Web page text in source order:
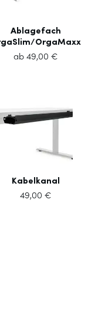
Ablagefach
OrgaMaxx
ab49,00€
Kabelkanal
49,00€